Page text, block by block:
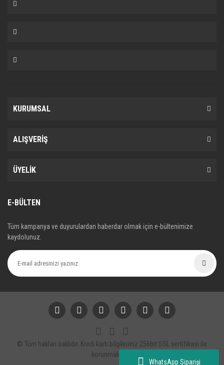
WhatsApp Siparişi
KURUMSAL
ALIŞVERİŞ
ÜYELİK
E-BÜLTEN
Tüm kampanya ve duyurulardan haberdar olmak için e-bültenimize
kaydolunuz.
© Tüm hakları saklıdır. Kredi kartı bilgileriniz 256bit SSL sertifikası ile
korunmaktadır.